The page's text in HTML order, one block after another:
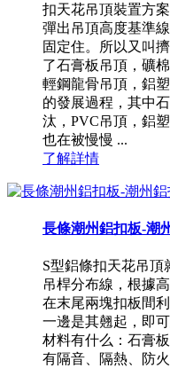
扣天花吊頂裝置方
彈出吊頂高度基準
固定住。所以又叫
了石膏板吊頂，礦
輕鋼龍骨吊頂，鋁
的發展過程，其中
汰，PVC吊頂，鋁
也在被慢慢 ...
了解詳情
長條潮州鋁扣板-潮
S型鋁條扣天花吊
吊桿分布線，根據
在末尾兩塊扣板間
一邊是其翹起，即
材料有什么：石膏
有隔音、隔熱、防